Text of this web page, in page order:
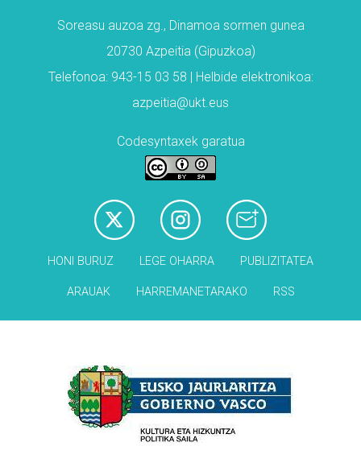
Soreasu auzoa zg., Dinamoa sormen gunea
20730 Azpeitia (Gipuzkoa)
Telefonoa: 943-15 03 58 | Helbide elektronikoa:
azpeitia@ukt.eus
Codesyntaxek garatua
HONI BURUZ LEGE OHARRA PUBLIZITATEA
ARAUAK HARREMANETARAKO RSS